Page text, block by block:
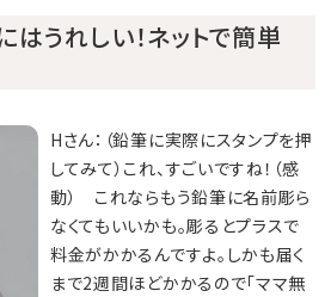
はうれしい！ネットで簡単
Hさん：（鉛筆に実際にスタンプを押
してみて）これ、すごいですね！（感
動） これならもう鉛筆に名前彫ら
なくてもいいかも。彫るとプラスで
料金がかかるんですよ。しかも届く
まで2週間ほどかかるので「ママ無